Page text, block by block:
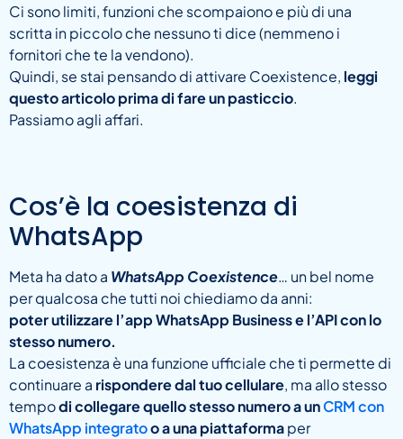
Ci sono limiti, funzioni che scompaiono e più di una
scritta in piccolo che nessuno ti dice (nemmeno i
fornitori che te la vendono).
Quindi, se stai pensando di attivare Coexistence, leggi
questo articolo prima di fare un pasticcio.
Passiamo agli affari.
Cos’è la coesistenza di
WhatsApp
Meta ha dato a WhatsApp Coexistence… un bel nome
per qualcosa che tutti noi chiediamo da anni:
poter utilizzare l’app WhatsApp Business e l’API con lo
stesso numero.
La coesistenza è una funzione ufficiale che ti permette di
continuare a rispondere dal tuo cellulare, ma allo stesso
tempodi collegare quello stesso numero a unCRM con
WhatsApp integratoo a una piattaformaper